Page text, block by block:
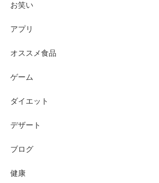
お笑い
アプリ
オススメ食品
ゲーム
ダイエット
デザート
ブログ
健康